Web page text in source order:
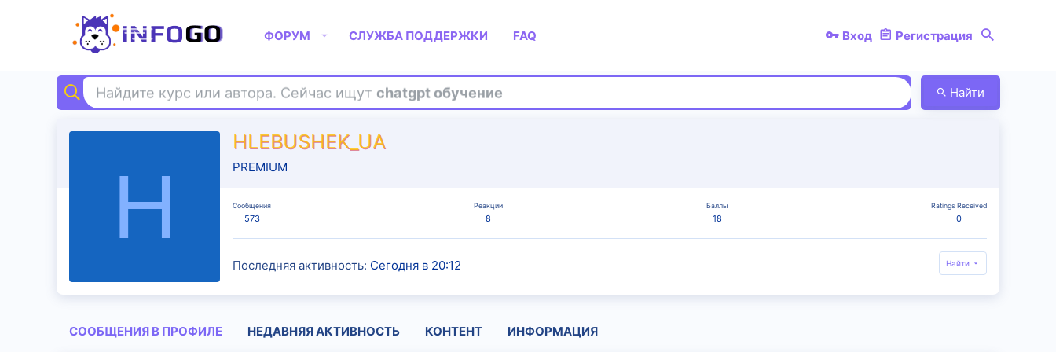
ФОРУМ СЛУЖБА ПОДДЕРЖКИ FAQ Вход Регистрация
Найдите курс или автора. Сейчас ищут chatgpt обучение Найти
H
HLEBUSHEK_UA
PREMIUM
Сообщения
573
Реакции
8
Баллы
18
Ratings Received
0
Последняя активность Сегодня в 20:12 Найти
СООБЩЕНИЯ В ПРОФИЛЕ НЕДАВНЯЯ АКТИВНОСТЬ КОНТЕНТ ИНФОРМАЦИЯ